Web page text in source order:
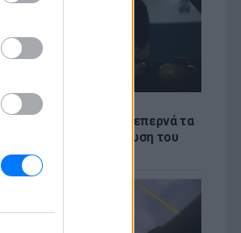
«φωτιά»: Η βενζίνη ξεπερνά τα
το λίτρο παρά την πτώση του
διεθνώς